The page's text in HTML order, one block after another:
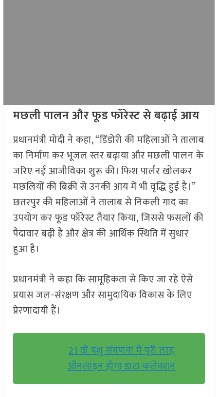
मछली पालन और फूड फॉरेस्ट से बढ़ाई आय
प्रधानमंत्री मोदी ने कहा, “डिंडोरी की महिलाओं ने तालाब
का निर्माण कर भूजल स्तर बढ़ाया और मछली पालन के
जरिए नई आजीविका शुरू की। फिश पार्लर खोलकर
मछलियों की बिक्री से उनकी आय में भी वृद्धि हुई है।”
छतरपुर की महिलाओं ने तालाब से निकली गाद का
उपयोग कर फूड फॉरेस्ट तैयार किया, जिससे फसलों की
पैदावार बढ़ी है और क्षेत्र की आर्थिक स्थिति में सुधार
हुआ है।
प्रधानमंत्री ने कहा कि सामूहिकता से किए जा रहे ऐसे
प्रयास जल-संरक्षण और सामुदायिक विकास के लिए
प्रेरणादायी हैं।
21 वीं पशु संगणना में पूरी तरह
ऑनलाइन होगा डाटा कलेक्शन